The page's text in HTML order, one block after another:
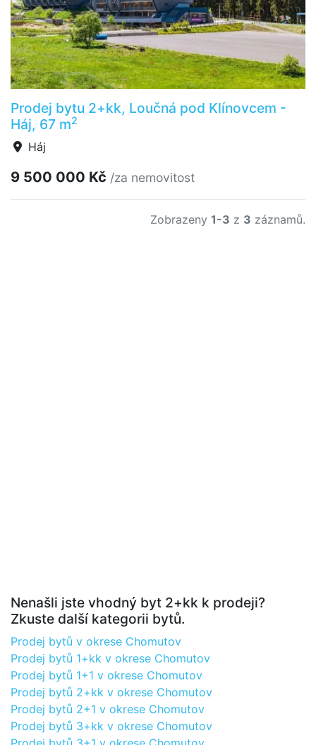
Prodej bytu 2+kk, Loučná pod Klínovcem -
Háj, 67 m2
Háj
9 500 000 Kč /za nemovitost
Zobrazeny 1-3 z 3 záznamů.
Nenašli jste vhodný byt 2+kk k prodeji?
Zkuste další kategorii bytů.
Prodej bytů v okrese Chomutov
Prodej bytů 1+kk v okrese Chomutov
Prodej bytů 1+1 v okrese Chomutov
Prodej bytů 2+kk v okrese Chomutov
Prodej bytů 2+1 v okrese Chomutov
Prodej bytů 3+kk v okrese Chomutov